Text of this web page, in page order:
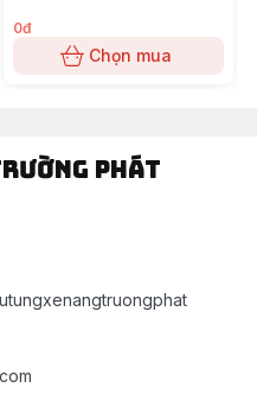
0đ
Chọn mua
PHÁT